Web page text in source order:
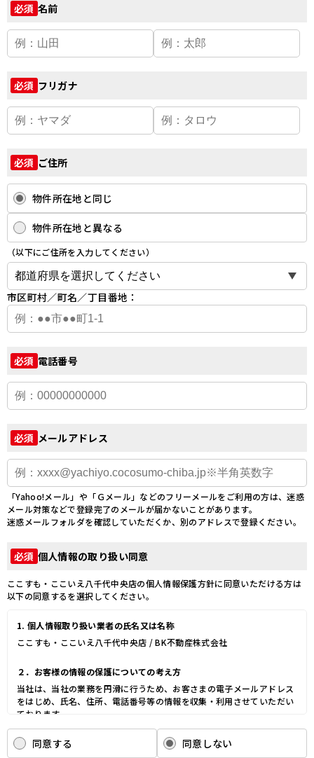
必須 名前
必須 フリガナ
必須 ご住所
物件所在地と同じ
物件所在地と異なる
（以下にご住所を入力してください）
市区町村／町名／丁目番地：
必須 電話番号
必須 メールアドレス
「Yahoo!メール」や「Ｇメール」などのフリーメールをご利用の方は、迷惑
メール対策などで登録完了のメールが届かないことがあります。
迷惑メールフォルダを確認していただくか、別のアドレスで登録ください。
必須 個人情報の取り扱い同意
ここすも・ここいえ八千代中央店の個人情報保護方針に同意いただける方は
以下の同意するを選択してください。
1. 個人情報取り扱い業者の氏名又は名称
ここすも・ここいえ八千代中央店 / BK不動産株式会社
２．お客様の情報の保護についての考え方
当社は、当社の業務を円滑に行うため、お客さまの電子メールアドレス
をはじめ、氏名、住所、電話番号等の情報を収集・利用させていただい
ております。
当社は、これらのお客さまの個人情報（以下「お客さま情報」といいま
す。）の適正な保護を重大な責務と認識し、この責務を果たすために、
次の方針の下でお客さま情報を取り扱います。
同意する 同意しない